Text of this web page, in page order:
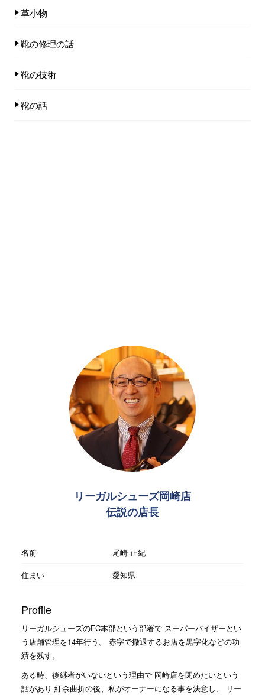
革小物
靴の修理の話
靴の技術
靴の話
リーガルシューズ岡崎店
伝説の店長
名前
尾崎 正紀
住まい
愛知県
Profile
リーガルシューズのFC本部という部署で スーパーバイザーとい
う店舗管理を14年行う。 赤字で撤退するお店を黒字化などの功
績を残す。
ある時、後継者がいないという理由で 岡崎店を閉めたいという
話があり 紆余曲折の後、私がオーナーになる事を決意し、 リー